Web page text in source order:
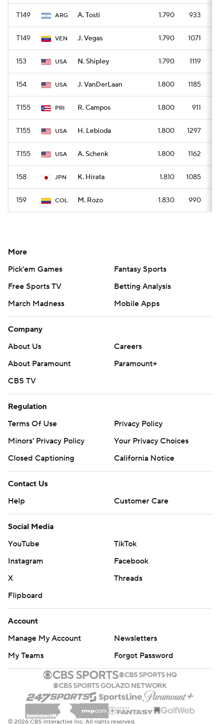
T149 ARG A. Tosti 1.790 933
T149 VEN J. Vegas 1.790 1071
153 USA N. Shipley 1.790 1119
154 USA J. VanDerLaan 1.800 1185
T155 PRI R. Campos 1.800 911
T155 USA H. Lebioda 1.800 1297
T155 USA A. Schenk 1.800 1162
158 JPN K. Hirata 1.810 1085
159 COL M. Rozo 1.830 990
More
Pick'em Games
Fantasy Sports
Free Sports TV
Betting Analysis
March Madness
Mobile Apps
Company
About Us
Careers
About Paramount
Paramount+
CBS TV
Regulation
Terms Of Use
Privacy Policy
Minors' Privacy Policy
Closed Captioning
California Notice
Contact Us
Help
Customer Care
Social Media
YouTube
TikTok
Instagram
Facebook
X
Threads
Flipboard
Account
Manage My Account
Newsletters
My Teams
Forgot Password
© 2026 CBS Interactive Inc. All rights reserved.